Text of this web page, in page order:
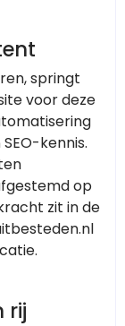
springt
voor deze
kennis.
op
zit in de
rij